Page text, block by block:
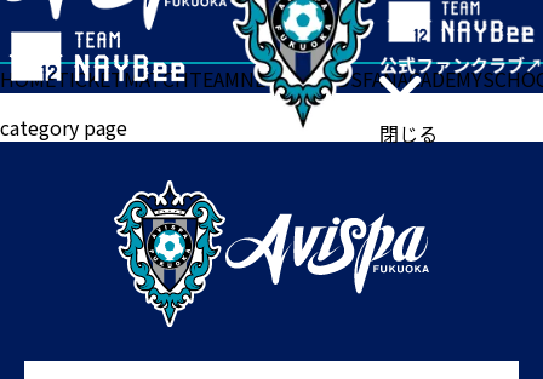
閉じる
HOMETICKETMATCHTEAMNEWSGOODSFANACADEMY
category page